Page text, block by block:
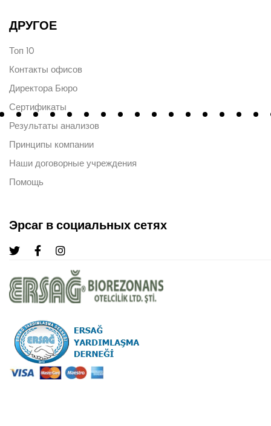
ДРУГОЕ
Топ 10
Контакты офисов
Директора Бюро
Сертификаты
Результаты анализов
Принципы компании
Наши договорные учреждения
Помощь
Эрсаг в социальных сетях